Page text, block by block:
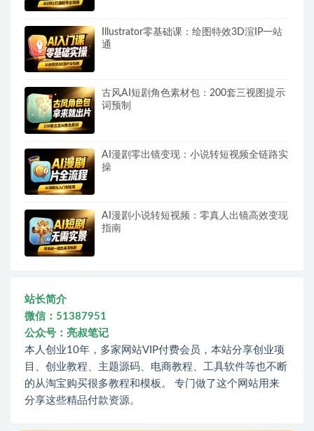
Illustrator零基础课：绘图特效3D渲IP一站
通
古风AI短剧角色素材包：200套三视图提示
词预制
AI漫剧零出镜变现：小说转短视频全链路实
操
AI漫剧小说转短视频：零真人出镜高效变现
指南
站长简介
微信：51387951
公众号：亮叔笔记
本人创业10年，多家网站VIP付费会员，本站分享创业项
目、创业教程、主题源码、电商教程、工具软件等也不断
的从淘宝购买很多教程和模板。 专门做了这个网站用来
分享这些精品付款资源。